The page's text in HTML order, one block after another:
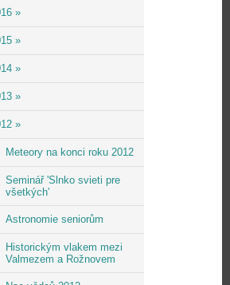
»
»
»
»
»
Meteory na konci roku 2012
Seminář 'Slnko svieti pre
všetkých'
Astronomie seniorům
Historickým vlakem mezi
Valmezem a Rožnovem